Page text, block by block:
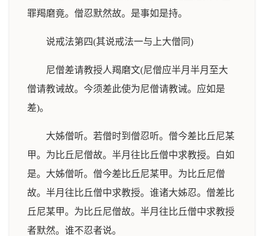
罪羯磨竟。僧忍默然故。是事如是持。
说戒法第四(其说戒法一与上大僧同)
尼僧差请教授人羯磨文(尼僧应半月半月至大
僧请教诫故。今须差此使为尼僧请教诫。应如是
差)。
大姊僧听。若僧时到僧忍听。僧今差比丘尼某
甲。为比丘尼僧故。半月往比丘僧中求教授。白如
是。大姊僧听。僧今差比丘尼某甲。为比丘尼僧
故。半月往比丘僧中求教授。谁诸大姊忍。僧差比
丘尼某甲。为比丘尼僧故。半月往比丘僧中求教授
者默然。谁不忍者说。